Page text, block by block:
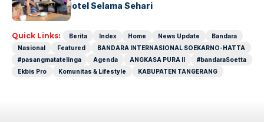
Operasional Hotel Selama Sehari
Quick Links: Berita Index Home News Update
Bandara
Nasional
Featured
BANDARA INTERNASIONAL SOEKARNO-HATTA
#pasangmatatelinga
Agenda ANGKASA PURA II
#bandaraSoetta
Ekbis Pro
Komunitas & Lifestyle KABUPATEN TANGERANG